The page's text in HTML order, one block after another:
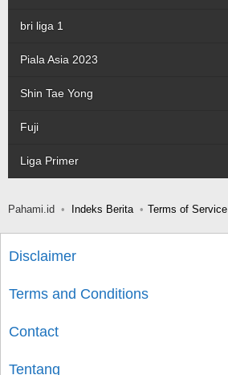
bri liga 1
Piala Asia 2023
Shin Tae Yong
Fuji
Liga Primer
Pahami.id Indeks Berita Terms of Service
Disclaimer
Terms and Conditions
Contact
Tentang